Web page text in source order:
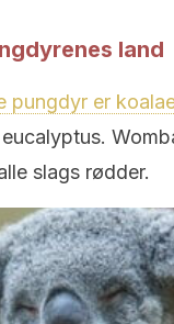
land
pungdyr er
slags rødder.